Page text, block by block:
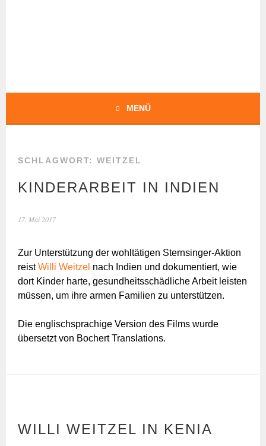
MENÜ
SCHLAGWORT:WEITZEL
KINDERARBEIT IN INDIEN
17. Mai 2017
Zur Unterstützung der wohltätigen Sternsinger-Aktion
reistWilli Weitzel nach Indien und dokumentiert, wie
dort Kinder harte, gesundheitsschädliche Arbeit leisten
müssen, um ihre armen Familien zu unterstützen.
Die englischsprachige Version des Films wurde
übersetzt von Bochert Translations.
WILLI WEITZEL IN KENIA